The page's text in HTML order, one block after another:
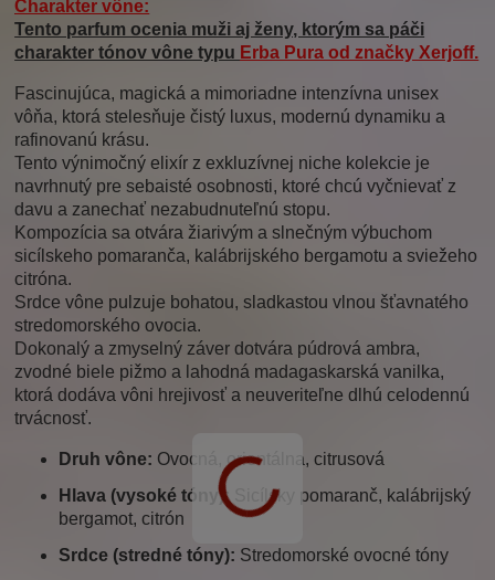
Charakter vône:
Tento parfum ocenia muži aj ženy, ktorým sa páči
charakter tónov vône typu Erba Pura od značkyXerjoff.
Fascinujúca, magická a mimoriadne intenzívna unisex
vôňa, ktorá stelesňuje čistý luxus, modernú dynamiku a
rafinovanú krásu.
Tento výnimočný elixír z exkluzívnej niche kolekcie je
navrhnutý pre sebaisté osobnosti, ktoré chcú vyčnievať z
davu a zanechať nezabudnuteľnú stopu.
Kompozícia sa otvára žiarivým a slnečným výbuchom
sicílskeho pomaranča, kalábrijského bergamotu a sviežeho
citróna.
Srdce vône pulzuje bohatou, sladkastou vlnou šťavnatého
stredomorského ovocia.
Dokonalý a zmyselný záver dotvára púdrová ambra,
zvodné biele pižmo a lahodná madagaskarská vanilka,
ktorá dodáva vôni hrejivosť a neuveriteľne dlhú celodennú
trvácnosť.
Druh vône: Ovocná, orientálna, citrusová
Hlava (vysoké tóny): Sicílsky pomaranč, kalábrijský
bergamot, citrón
Srdce (stredné tóny): Stredomorské ovocné tóny